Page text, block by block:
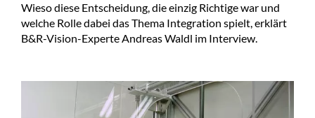
Wieso diese Entscheidung, die einzig Richtige war und
welche Rolle dabei das Thema Integration spielt, erklärt
B&R-Vision-Experte Andreas Waldl im Interview.